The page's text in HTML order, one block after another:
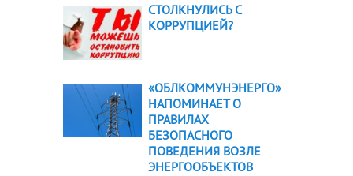
СТОЛКНУЛИСЬ С
КОРРУПЦИЕЙ?
«ОБЛКОММУНЭНЕРГО»
НАПОМИНАЕТ О
ПРАВИЛАХ
БЕЗОПАСНОГО
ПОВЕДЕНИЯ ВОЗЛЕ
ЭНЕРГООБЪЕКТОВ